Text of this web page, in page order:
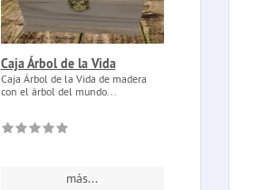
Caja Árbol de la Vida
Caja Árbol de la Vida de madera
con el árbol del mundo...
más...